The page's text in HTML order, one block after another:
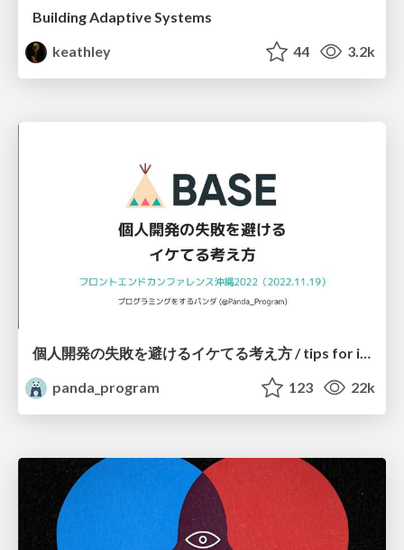
Building Adaptive Systems
keathley
44 3.2k
個人開発の失敗を避けるイケてる考え方 / tips for indie hackers
panda_program
123 22k